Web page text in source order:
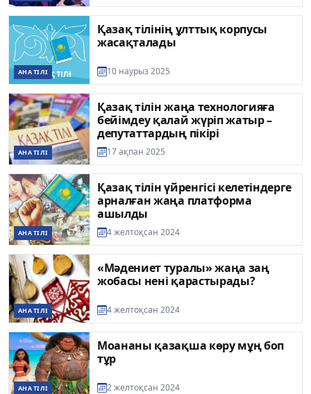
АНА ТІЛІ
Қазақ тілінің ұлттық корпусы
жасақталады
10 наурыз 2025
АНА ТІЛІ
Қазақ тілін жаңа технологияға
бейімдеу қалай жүріп жатыр –
депутаттардың пікірі
17 ақпан 2025
АНА ТІЛІ
Қазақ тілін үйренгісі келетіндерге
арналған жаңа платформа
ашылды
4 желтоқсан 2024
АНА ТІЛІ
«Мәдениет туралы» жаңа заң
жобасы нені қарастырады?
4 желтоқсан 2024
АНА ТІЛІ
Моананы қазақша көру мұң боп
тұр
2 желтоқсан 2024